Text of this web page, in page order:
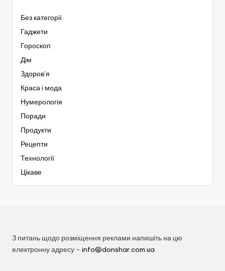
Без категорії
Гаджети
Гороскоп
Дім
Здоров’я
Краса і мода
Нумерологія
Поради
Продукти
Рецепти
Технології
Цікаве
З питань щодо розміщення реклами напишіть на цю
електронну адресу - info@donshar.com.ua